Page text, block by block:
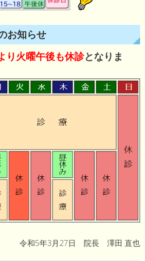
お知らせ
り火曜午後も休診となりま
令和5年3月27日 院長 澤田 直也